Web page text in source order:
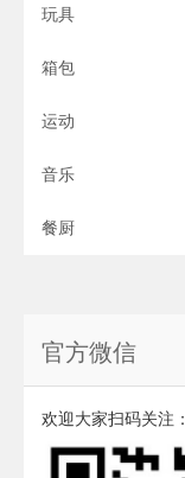
玩具
箱包
运动
音乐
餐厨
官方微信
欢迎大家扫码关注：